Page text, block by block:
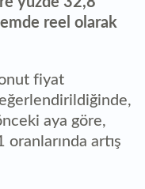
reel olarak
fiyat
aya göre,
oranlarında artış